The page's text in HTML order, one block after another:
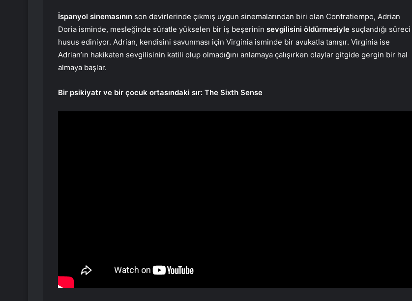
İspanyol sinemasının son devirlerinde çıkmış uygun sinemalarından biri olan Contratiempo, Adrian
Doria isminde, mesleğinde süratle yükselen bir iş beşerinin sevgilisini öldürmesiyle suçlandığı süreci
husus ediniyor. Adrian, kendisini savunması için Virginia isminde bir avukatla tanışır. Virginia ise
Adrian’ın hakikaten sevgilisinin katili olup olmadığını anlamaya çalışırken olaylar gitgide gergin bir hal
almaya başlar.
Bir psikiyatr ve bir çocuk ortasındaki sır: The Sixth Sense